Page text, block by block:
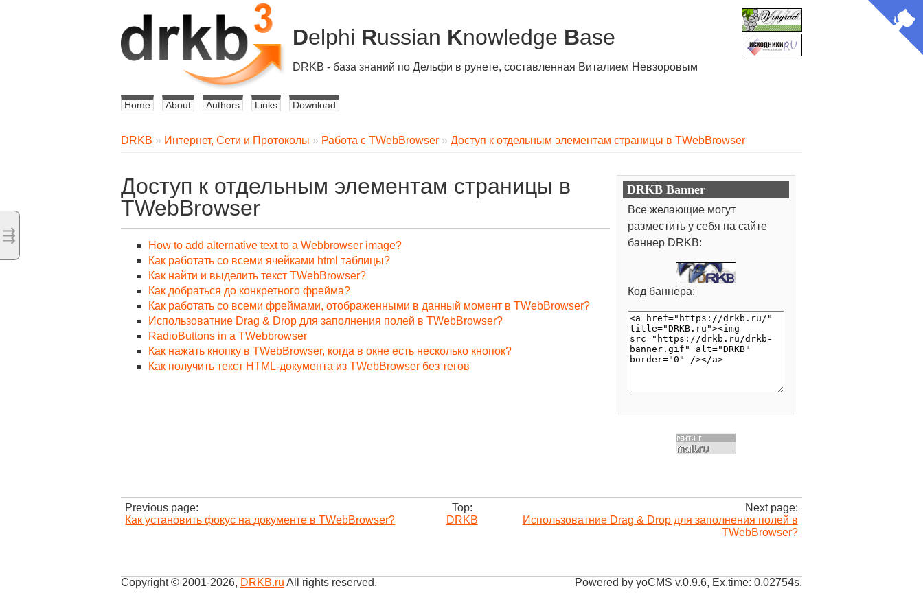
⇶
Delphi Russian Knowledge Base
DRKB - база знаний по Дельфи в рунете, составленная Виталием Невзоровым
Home About Authors Links Download
DRKB » Интернет, Сети и Протоколы » Работа с TWebBrowser » Доступ к отдельным элементам страницы в TWebBrowser
Доступ к отдельным элементам страницы в
TWebBrowser
How to add alternative text to a Webbrowser image?
Как работать со всеми ячейками html таблицы?
Как найти и выделить текст TWebBrowser?
Как добраться до конкретного фрейма?
Как работать со всеми фреймами, отображенными в данный момент в TWebBrowser?
Использоватние Drag & Drop для заполнения полей в TWebBrowser?
RadioButtons in a TWebbrowser
Как нажать кнопку в TWebBrowser, когда в окне есть несколько кнопок?
Как получить текст HTML-документа из TWebBrowser без тегов
DRKB Banner
Все желающие могут
разместить у себя на сайте
баннер DRKB:
Код баннера:
Previous page:
Как установить фокус на документе в TWebBrowser?
Top:
DRKB
Next page:
Использоватние Drag & Drop для заполнения полей в
TWebBrowser?
Powered by yoCMS v.0.9.6, Ex.time: 0.02754s.
Copyright © 2001-2026, DRKB.ru All rights reserved.